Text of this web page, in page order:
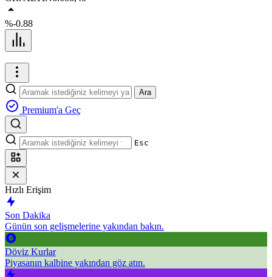
%-0.88
Ara
Premium'a Geç
Esc
Hızlı Erişim
Son Dakika
Günün son gelişmelerine yakından bakın.
Döviz Kurlar
Piyasanın kalbine yakından göz atın.